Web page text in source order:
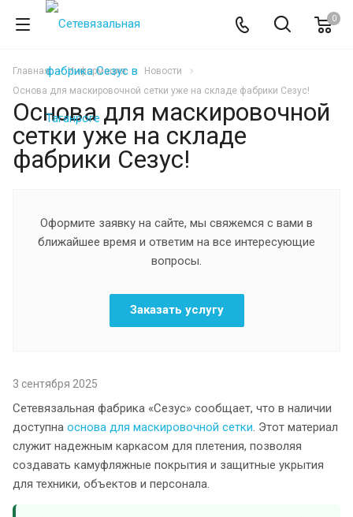
0
Главная Информация
Новости
Основа для маскировочной сетки уже на складе фабрики Сезус!
Основа для маскировочной
сетки уже на складе
фабрики Сезус!
Оформите заявку на сайте, мы свяжемся с вами в
ближайшее время и ответим на все интересующие
вопросы.
Заказать услугу
3 сентября 2025
Сетевязальная фабрика «Сезус» сообщает, что в наличии
доступна основа для маскировочной сетки. Этот материал
служит надежным каркасом для плетения, позволяя
создавать камуфляжные покрытия и защитные укрытия
для техники, объектов и персонала.